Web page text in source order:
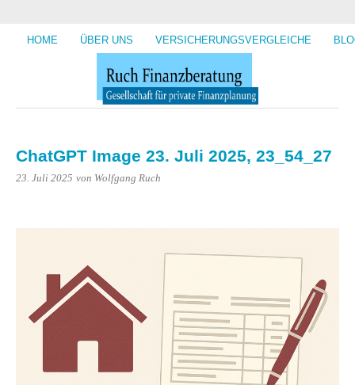
HOME ÜBER UNS VERSICHERUNGSVERGLEICHE
ChatGPT Image 23. Juli 2025, 23_54_27
23. Juli 2025 von Wolfgang Ruch